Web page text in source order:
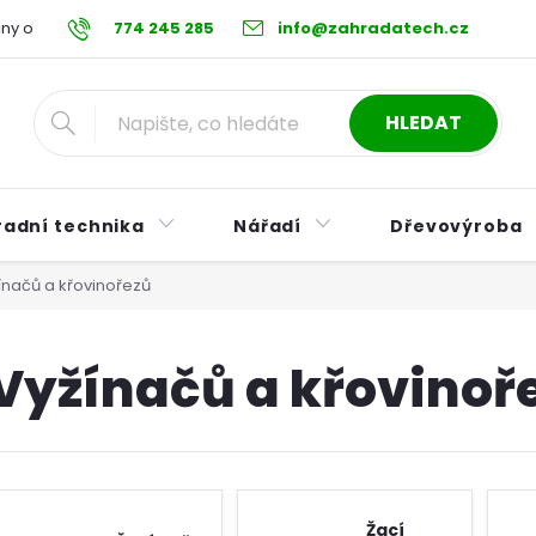
774 245 285 info@zahradatech.cz
osobních údajů Reklamační řád Postup při nákupu na
HLEDAT
technika Nářadí Dřevovýroba
a křovinořezů
a
Žací